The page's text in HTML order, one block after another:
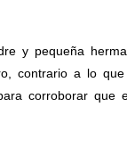
y pequeña
contrario a lo
corroborar que